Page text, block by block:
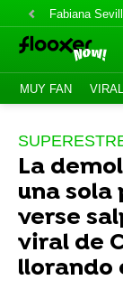
Fabiana
MUY FAN VIRAL
La
una
verse
viral de
llorando